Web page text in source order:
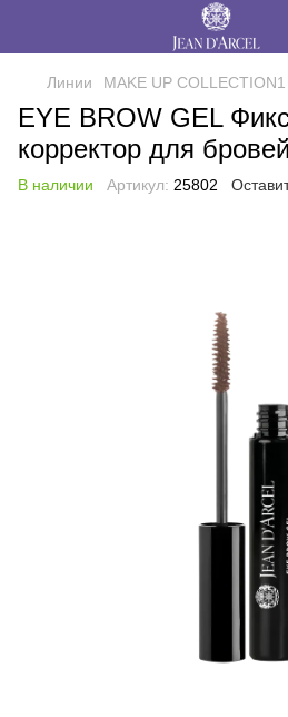
Линии MAKE UP COLLECTION1
EYE BROW GEL
корректор для
В наличии Артикул: 25802